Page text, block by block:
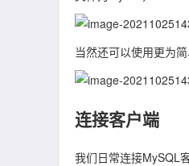
当然还可以使用更为
连接客户端
我们日常连接MySQL